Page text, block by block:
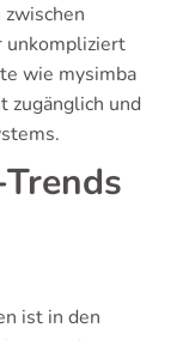
unkompliziert
wie mysimba
zugänglich und
ist in den